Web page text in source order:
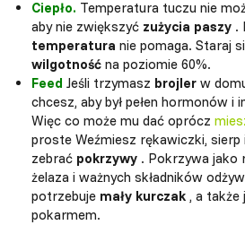
Ciepło. Temperatura tuczu nie
aby nie zwiększyć zużycia paszy .
temperatura nie pomaga. Staraj
wilgotność na poziomie 60%.
Feed Jeśli trzymasz brojler w
chcesz, aby był pełen hormonów i
Więc co może mu dać oprócz
proste Weźmiesz rękawiczki, sierp
zebrać pokrzywy . Pokrzywa jako
żelaza i ważnych składników
potrzebuje mały kurczak , a także
pokarmem.